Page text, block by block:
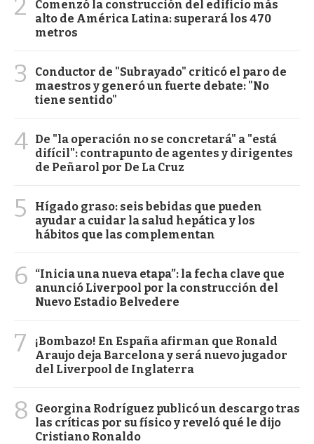
2
Comenzó la construcción del edificio más
alto de América Latina: superará los 470
metros
3
Conductor de "Subrayado" criticó el paro de
maestros y generó un fuerte debate: "No
tiene sentido"
4 De "la operación no se concretará" a "está
difícil": contrapunto de agentes y dirigentes
de Peñarol por De La Cruz
5
Hígado graso: seis bebidas que pueden
ayudar a cuidar la salud hepática y los
hábitos que las complementan
6
“Inicia una nueva etapa”: la fecha clave que
anunció Liverpool por la construcción del
Nuevo Estadio Belvedere
7
¡Bombazo! En España afirman que Ronald
Araujo deja Barcelona y será nuevo jugador
del Liverpool de Inglaterra
8
Georgina Rodríguez publicó un descargo tras
las críticas por su físico y reveló qué le dijo
Cristiano Ronaldo